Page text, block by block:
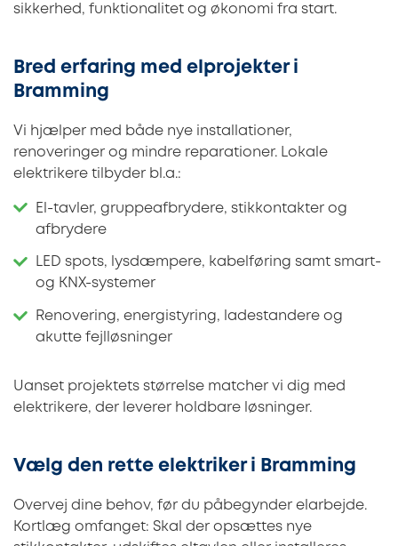
sikkerhed, funktionalitet og økonomi fra start.
Bred erfaring med elprojekter i
Bramming
Vi hjælper med både nye installationer,
renoveringer og mindre reparationer. Lokale
elektrikere tilbyder bl.a.:
El-tavler, gruppeafbrydere, stikkontakter og
afbrydere
LED spots, lysdæmpere, kabelføring samt smart-
og KNX-systemer
Renovering, energistyring, ladestandere og
akutte fejlløsninger
Uanset projektets størrelse matcher vi dig med
elektrikere, der leverer holdbare løsninger.
Vælg den rette elektriker i Bramming
Overvej dine behov, før du påbegynder elarbejde.
Kortlæg omfanget: Skal der opsættes nye